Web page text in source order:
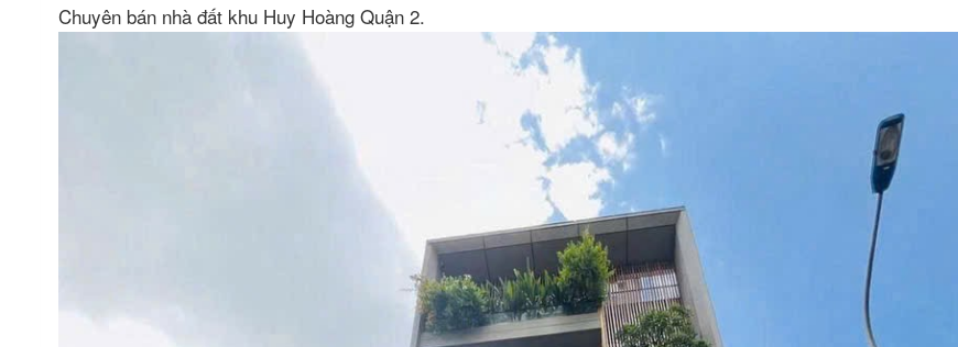
Chuyên bán nhà đất khu Huy Hoàng Quận 2.